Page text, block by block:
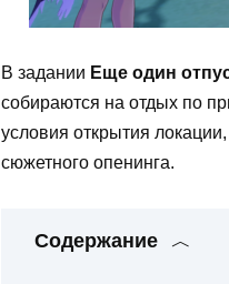
В задании Еще один
собираются на отдых по
условия открытия
сюжетного опенинга.
Содержание